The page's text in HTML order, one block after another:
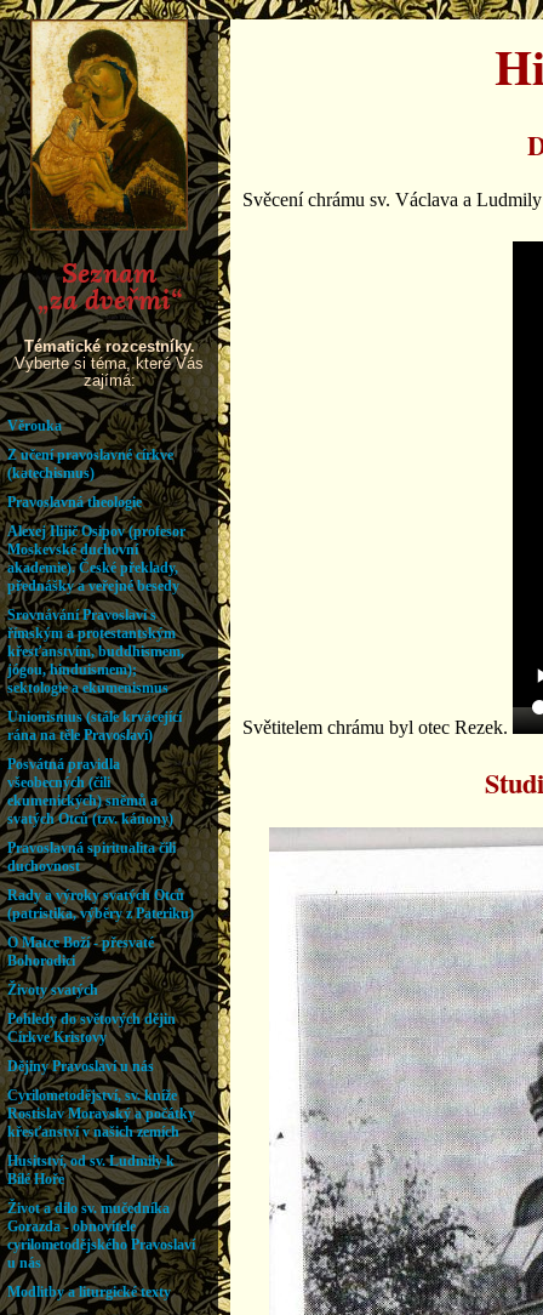
Svěcení chrámu sv. Václava a
Světitelem chrámu byl otec Rezek.